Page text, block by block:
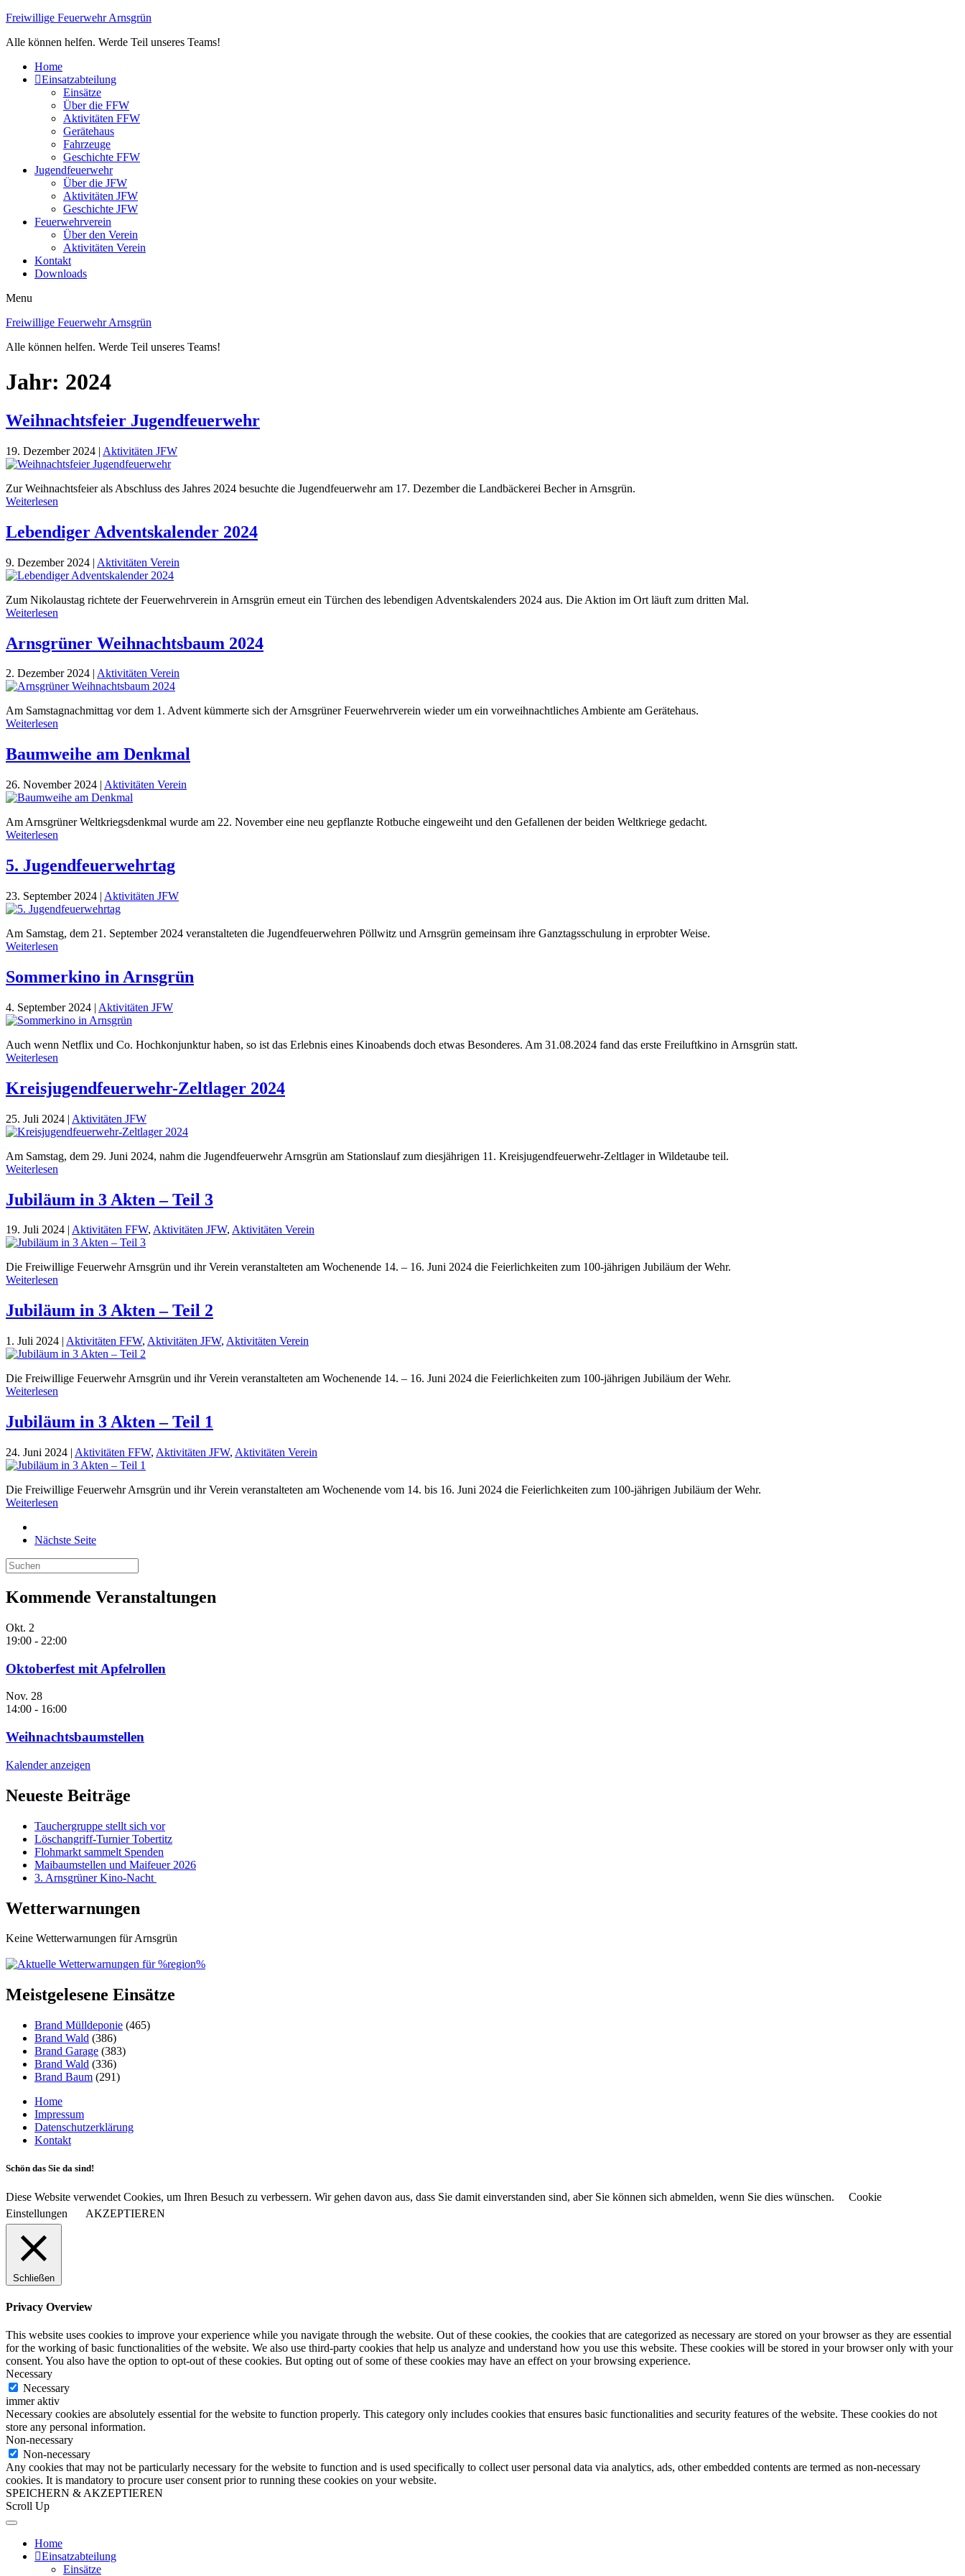
Freiwillige Feuerwehr Arnsgrün
Alle können helfen. Werde Teil unseres Teams!
Home
Einsatzabteilung
Einsätze
Über die FFW
Aktivitäten FFW
Gerätehaus
Fahrzeuge
Geschichte FFW
Jugendfeuerwehr
Über die JFW
Aktivitäten JFW
Geschichte JFW
Feuerwehrverein
Über den Verein
Aktivitäten Verein
Kontakt
Downloads
Menu
Freiwillige Feuerwehr Arnsgrün
Alle können helfen. Werde Teil unseres Teams!
Jahr: 2024
Weihnachtsfeier Jugendfeuerwehr
19. Dezember 2024 | Aktivitäten JFW
Zur Weihnachtsfeier als Abschluss des Jahres 2024 besuchte die Jugendfeuerwehr am 17. Dezember die Landbäckerei Becher in Arnsgrün.
Weiterlesen
Lebendiger Adventskalender 2024
9. Dezember 2024 | Aktivitäten Verein
Zum Nikolaustag richtete der Feuerwehrverein in Arnsgrün erneut ein Türchen des lebendigen Adventskalenders 2024 aus. Die Aktion im Ort läuft zum dritten Mal.
Weiterlesen
Arnsgrüner Weihnachtsbaum 2024
2. Dezember 2024 | Aktivitäten Verein
Am Samstagnachmittag vor dem 1. Advent kümmerte sich der Arnsgrüner Feuerwehrverein wieder um ein vorweihnachtliches Ambiente am Gerätehaus.
Weiterlesen
Baumweihe am Denkmal
26. November 2024 | Aktivitäten Verein
Am Arnsgrüner Weltkriegsdenkmal wurde am 22. November eine neu gepflanzte Rotbuche eingeweiht und den Gefallenen der beiden Weltkriege gedacht.
Weiterlesen
5. Jugendfeuerwehrtag
23. September 2024 | Aktivitäten JFW
Am Samstag, dem 21. September 2024 veranstalteten die Jugendfeuerwehren Pöllwitz und Arnsgrün gemeinsam ihre Ganztagsschulung in erprobter Weise.
Weiterlesen
Sommerkino in Arnsgrün
4. September 2024 | Aktivitäten JFW
Auch wenn Netflix und Co. Hochkonjunktur haben, so ist das Erlebnis eines Kinoabends doch etwas Besonderes. Am 31.08.2024 fand das erste Freiluftkino in Arnsgrün statt.
Weiterlesen
Kreisjugendfeuerwehr-Zeltlager 2024
25. Juli 2024 | Aktivitäten JFW
Am Samstag, dem 29. Juni 2024, nahm die Jugendfeuerwehr Arnsgrün am Stationslauf zum diesjährigen 11. Kreisjugendfeuerwehr-Zeltlager in Wildetaube teil.
Weiterlesen
Jubiläum in 3 Akten – Teil 3
19. Juli 2024 Aktivitäten FFW, Aktivitäten JFW, Aktivitäten Verein
Die Freiwillige Feuerwehr Arnsgrün und ihr Verein veranstalteten am Wochenende 14. – 16. Juni 2024 die Feierlichkeiten zum 100-jährigen Jubiläum der Wehr.
Weiterlesen
Jubiläum in 3 Akten – Teil 2
1. Juli 2024 | Aktivitäten FFW, Aktivitäten JFW, Aktivitäten Verein
Die Freiwillige Feuerwehr Arnsgrün und ihr Verein veranstalteten am Wochenende 14. – 16. Juni 2024 die Feierlichkeiten zum 100-jährigen Jubiläum der Wehr.
Weiterlesen
Jubiläum in 3 Akten – Teil 1
24. Juni 2024 | Aktivitäten FFW, Aktivitäten JFW, Aktivitäten Verein
Die Freiwillige Feuerwehr Arnsgrün und ihr Verein veranstalteten am Wochenende vom 14. bis 16. Juni 2024 die Feierlichkeiten zum 100-jährigen Jubiläum der Wehr.
Weiterlesen
Nächste Seite
Kommende Veranstaltungen
Okt. 2
19:00 - 22:00
Oktoberfest mit Apfelrollen
Nov. 28
14:00 - 16:00
Weihnachtsbaumstellen
Kalender anzeigen
Neueste Beiträge
Tauchergruppe stellt sich vor
Löschangriff-Turnier Tobertitz
Flohmarkt sammelt Spenden
Maibaumstellen und Maifeuer 2026
3. Arnsgrüner Kino-Nacht
Wetterwarnungen
Keine Wetterwarnungen für Arnsgrün
Meistgelesene Einsätze
Brand Mülldeponie (465)
Brand Wald (386)
Brand Garage (383)
Brand Wald (336)
Brand Baum (291)
Home
Impressum
Datenschutzerklärung
Kontakt
Schön das Sie da sind!
Diese Website verwendet Cookies, um Ihren Besuch zu verbessern. Wir gehen davon aus, dass Sie damit einverstanden sind, aber Sie können sich abmelden, wenn Sie dies wünschen.
Cookie
Einstellungen
AKZEPTIEREN
Schließen
Privacy Overview
This website uses cookies to improve your experience while you navigate through the website. Out of these cookies, the cookies that are categorized as necessary are stored on your browser as they are essential
for the working of basic functionalities of the website. We also use third-party cookies that help us analyze and understand how you use this website. These cookies will be stored in your browser only with your
consent. You also have the option to opt-out of these cookies. But opting out of some of these cookies may have an effect on your browsing experience.
Necessary
Necessary
immer aktiv
Necessary cookies are absolutely essential for the website to function properly. This category only includes cookies that ensures basic functionalities and security features of the website. These cookies do not
store any personal information.
Non-necessary
Non-necessary
Any cookies that may not be particularly necessary for the website to function and is used specifically to collect user personal data via analytics, ads, other embedded contents are termed as non-necessary
cookies. It is mandatory to procure user consent prior to running these cookies on your website.
SPEICHERN & AKZEPTIEREN
Scroll Up
Home
Einsatzabteilung
Einsätze